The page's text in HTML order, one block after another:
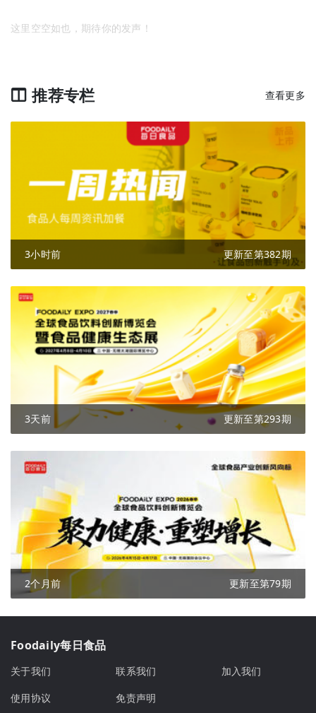
这里空空如也，期待你的发声！
推荐专栏 查看更多
3小时前 更新至第382期
3天前 更新至第293期
2个月前 更新至第79期
Foodaily每日食品
关于我们 联系我们
加入我们
使用协议
免责声明